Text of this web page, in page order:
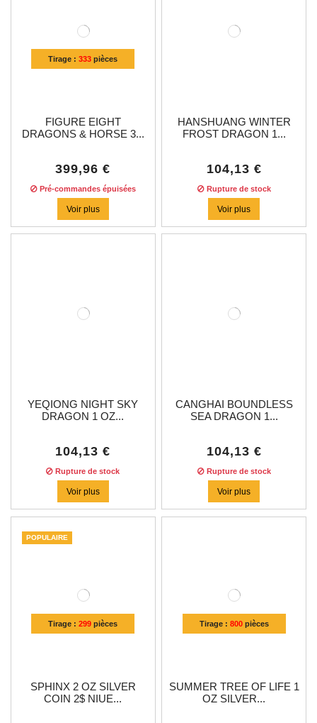
Tirage :333 pièces
FIGURE EIGHT
DRAGONS & HORSE 3...
399,96 €
Pré-commandes épuisées
Voir plus
HANSHUANG WINTER
FROST DRAGON 1...
104,13 €
Rupture de stock
Voir plus
YEQIONG NIGHT SKY
DRAGON 1 OZ...
104,13 €
Rupture de stock
Voir plus
CANGHAI BOUNDLESS
SEA DRAGON 1...
104,13 €
Rupture de stock
Voir plus
Tirage :299 pièces
POPULAIRE
SPHINX 2 OZ SILVER
COIN 2$ NIUE...
Tirage : 800pièces
SUMMER TREE OF LIFE 1
OZ SILVER...